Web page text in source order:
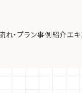
れ・プラン事例紹介エ
ーションで家族の絆と